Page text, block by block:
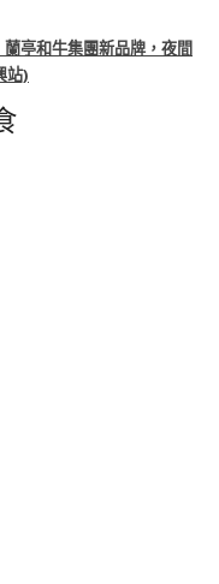
亭和牛集團新品牌，夜間
站)